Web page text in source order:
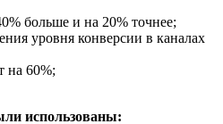
больше и на 20% точнее;
уровня конверсии в каналах
на 60%;
использованы: